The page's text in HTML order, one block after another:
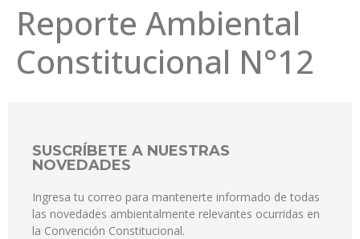
Reporte Ambiental
Constitucional N°12
SUSCRÍBETE A NUESTRAS
NOVEDADES
Ingresa tu correo para mantenerte informado de todas
las novedades ambientalmente relevantes ocurridas en
la Convención Constitucional.